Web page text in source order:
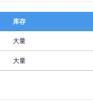
库存
大量
大量